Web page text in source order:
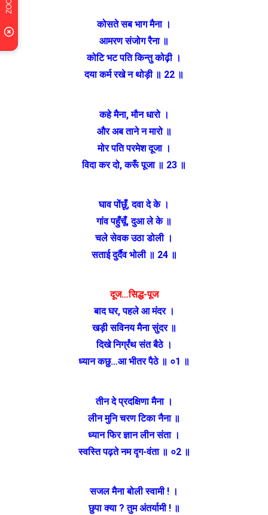
कोसते सब भाग मैना ।
आमरण संजोग रैना ॥
कोटि भट पति किन्तु कोढ़ी ।
दया कर्म रखे न थोड़ी ॥ 22 ॥
कहे मैना, मौन धारो ।
और अब ताने न मारो ॥
मोर पति परमेश दूजा ।
विदा कर दो, करूँ पूजा ॥ 23 ॥
घाव पोंछूँ, दवा दे के ।
गांव पहुँचूँ, दुआ ले के ॥
चले सेवक उठा डोली ।
सताई दुर्दैव भोली ॥ 24 ॥
दूज…सिद्ध-पूज
बाद घर, पहले आ मंदर ।
खड़ी सविनय मैना सुंदर ॥
दिखे निर्ग्रंथ संत बैठे ।
ध्यान कछु…आ भीतर पैठे ॥ ०1 ॥
तीन दे प्रदक्षिणा मैना ।
लीन मुनि चरण टिका नैना ॥
ध्यान फिर ज्ञान लीन संता ।
स्वस्ति पढ़ते नम दृग-वंता ॥ ०2 ॥
सजल मैना बोली स्वामी ! ।
छुपा क्या ? तुम अंतर्यामी ! ॥